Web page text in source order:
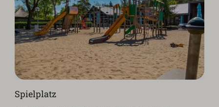
Spielplatz